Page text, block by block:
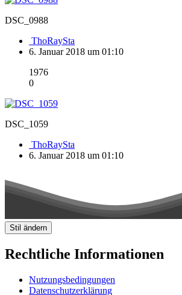
DSC_0988
ThoRaySta
6. Januar 2018 um 01:10
1976
0
DSC_1059
ThoRaySta
6. Januar 2018 um 01:10
Stil ändern
Rechtliche Informationen
Nutzungsbedingungen
Datenschutzerklärung